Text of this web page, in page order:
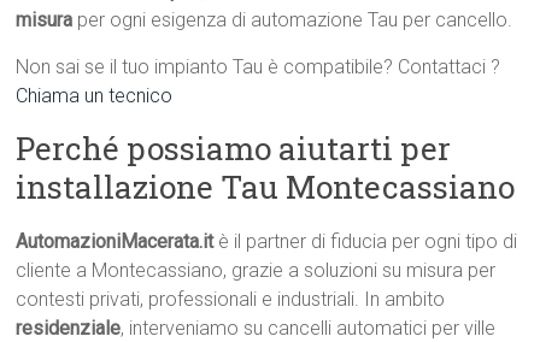
misura per ogni esigenza di automazione Tau per cancello.
Non sai se il tuo impianto Tau è compatibile? Contattaci ?
Chiama un tecnico
Perché possiamo aiutarti per
installazione Tau Montecassiano
AutomazioniMacerata.itè il partner di fiducia per ogni tipo di
cliente a Montecassiano, grazie a soluzioni su misura per
contesti privati, professionali e industriali. In ambito
residenziale, interveniamo su cancelli automatici per ville